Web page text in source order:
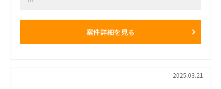
・Salesforceを使ったソリューション（標準なのかカスタムな
案件詳細を見る
2025.03.21